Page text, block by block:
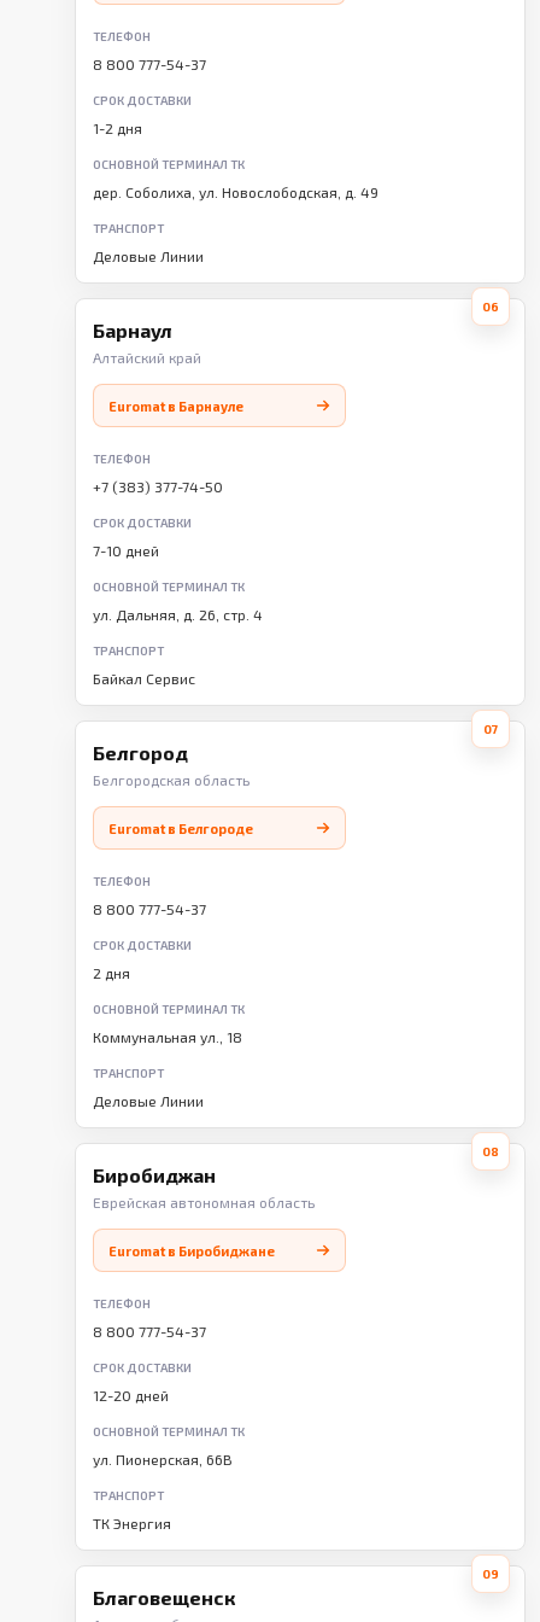
ТЕЛЕФОН
8 800 777-54-37
СРОК ДОСТАВКИ
1-2 дня
ОСНОВНОЙ ТЕРМИНАЛ ТК
дер. Соболиха, ул. Новослободская, д. 49
ТРАНСПОРТ
Деловые Линии
06
Барнаул
Алтайский край
Euromat в Барнауле
ТЕЛЕФОН
+7 (383) 377-74-50
СРОК ДОСТАВКИ
7-10 дней
ОСНОВНОЙ ТЕРМИНАЛ ТК
ул. Дальняя, д. 26, стр. 4
ТРАНСПОРТ
Байкал Сервис
07
Белгород
Белгородская область
Euromat в Белгороде
ТЕЛЕФОН
8 800 777-54-37
СРОК ДОСТАВКИ
2 дня
ОСНОВНОЙ ТЕРМИНАЛ ТК
Коммунальная ул., 18
ТРАНСПОРТ
Деловые Линии
08
Биробиджан
Еврейская автономная область
Euromat в Биробиджане
ТЕЛЕФОН
8 800 777-54-37
СРОК ДОСТАВКИ
12-20 дней
ОСНОВНОЙ ТЕРМИНАЛ ТК
ул. Пионерская, 66В
ТРАНСПОРТ
ТК Энергия
09
Благовещенск